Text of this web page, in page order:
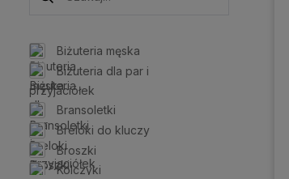
Biżuteria męska
Biżuteria dla par i
przyjaciółek
Bransoletki
Breloki do kluczy
Broszki
Kolczyki